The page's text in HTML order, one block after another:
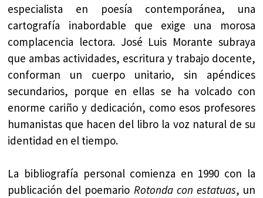
especialista en poesía contemporánea, una
cartografía inabordable que exige una morosa
complacencia lectora. José Luis Morante subraya
que ambas actividades, escritura y trabajo docente,
conforman un cuerpo unitario, sin apéndices
secundarios, porque en ellas se ha volcado con
enorme cariño y dedicación, como esos profesores
humanistas que hacen del libro la voz natural de su
identidad en el tiempo.
La bibliografía personal comienza en 1990 con la
publicación del poemario Rotonda con estatuas, un